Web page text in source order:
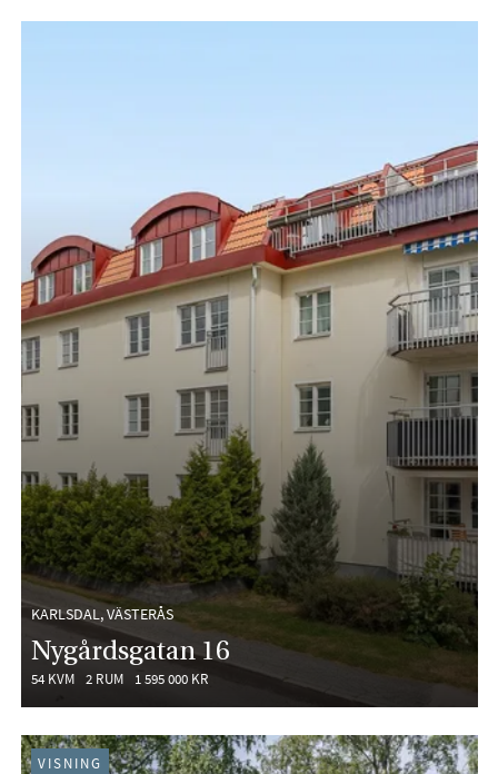
KARLSDAL, VÄSTERÅS
Nygårdsgatan 16
54 KVM 2 RUM 1 595 000 KR
VISNING